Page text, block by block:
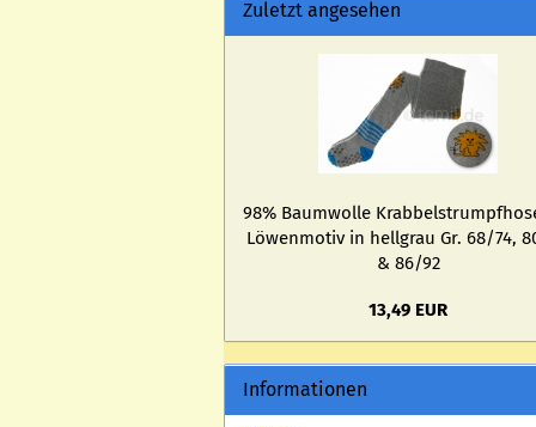
Zuletzt angesehen
98% Baum­wol­le
Lö­wen­mo­tiv in hell­grau Gr. 68/74,
& 86/92
13,49 EUR
Informationen